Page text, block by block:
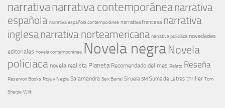
narrativanarrativa contemporáneanarrativa
española narrativa española contemporánea narrativa francesa narrativa
inglesanarrativa norteamericana narrativa policíaca novedades
editoriales novela contemporánea Novela negraNovela
policiaca novela realista Planeta Recomendado del mes Relato Reseña
Reservoir Books Roja y Negra Salamandra Seix Barral Siruela SM Suma de Letras thriller Tom
Sharpe Wilt